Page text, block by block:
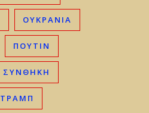
ΟΥΚΡΑΝΊΑ
ΠΟΥΤΙΝ
ΣΥΝΘΗΚΗ
ΤΡΑΜΠ